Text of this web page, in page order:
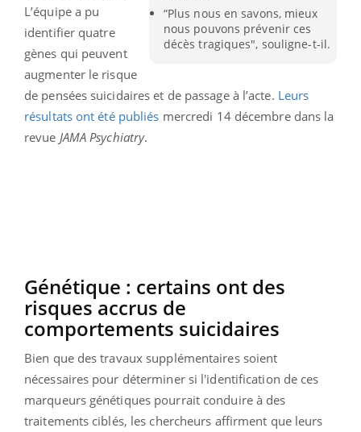
“Plus nous en savons, mieux
nous pouvons prévenir ces
décès tragiques", souligne-t-il.
L’équipe a pu
identifier quatre
gènes qui peuvent
augmenter le risque
de pensées suicidaires et de passage à l’acte. Leurs
résultats ont été publiés mercredi 14 décembre dans la
revue JAMA Psychiatry.
Génétique : certains ont des
risques accrus de
comportements suicidaires
Bien que des travaux supplémentaires soient
nécessaires pour déterminer si l'identification de ces
marqueurs génétiques pourrait conduire à des
traitements ciblés, les chercheurs affirment que leurs